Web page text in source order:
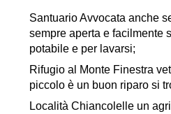
Santuario Avvocata anche
sempre aperta e facilmente
potabile e per lavarsi;
Rifugio al Monte Finestra
piccolo è un buon riparo si
Località Chiancolelle un